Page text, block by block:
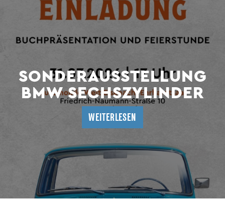
SONDERAUSSTELLUNG
BMW SECHSZYLINDER
WEITERLESEN